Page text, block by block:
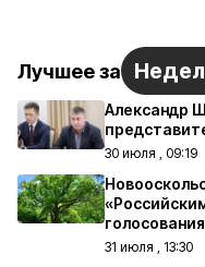
Лучшее за
Александр
30 июля , 09:19
голосования
31 июля , 13:30